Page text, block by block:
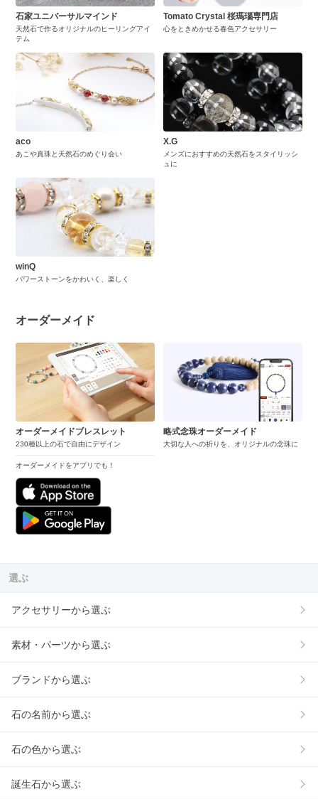
石家ユニバーサルマインド
天然石で作るオリジナルのヒーリングアイ
テム
Tomato Crystal 桜瑪瑙専門店
心をときめかせる春色アクセサリー
aco
あこや真珠と天然石のめぐり会い
X.G
メンズにおすすめの天然石をスタイリッシ
ュに
winQ
パワーストーンをかわいく、楽しく
オーダーメイド
オーダーメイドブレスレット
230種以上の石で自由にデザイン
オーダーメイドをアプリでも！
略式念珠オーダーメイド
大切な人への祈りを、オリジナルの念珠に
選ぶ
アクセサリーから選ぶ
素材・パーツから選ぶ
ブランドから選ぶ
石の名前から選ぶ
石の色から選ぶ
誕生石から選ぶ